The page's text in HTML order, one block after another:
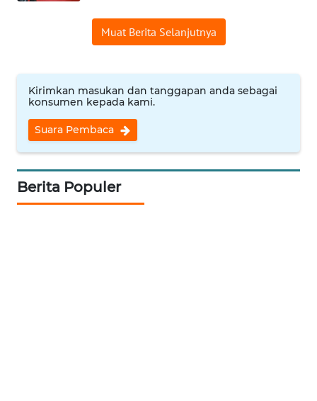
Muat Berita Selanjutnya
Kirimkan masukan dan tanggapan anda sebagai
konsumen kepada kami.
Suara Pembaca
Berita Populer
WN DELI
SERDANG
WN
TINGGI